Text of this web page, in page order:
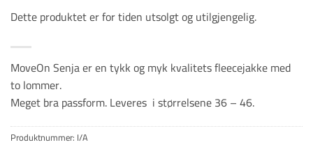
Dette produktet er for tiden utsolgt og utilgjengelig.
MoveOn Senja er en tykk og myk kvalitets fleecejakke med
to lommer.
Meget bra passform. Leveres i størrelsene 36 – 46.
Produktnummer: I/A